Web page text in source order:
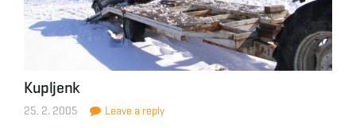
Kupljenk
25. 2. 2005 Leave a reply